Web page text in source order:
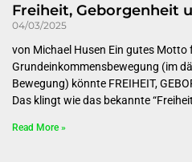
Freiheit, Geborgenheit
04/03/2025
von Michael Husen Ein gutes Motto
Grundeinkommensbewegung (im
Bewegung) könnte FREIHEIT,
Das klingt wie das bekannte
Read More »